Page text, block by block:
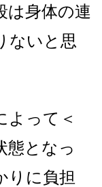
は身体の連
ないと思
よって＜
態となっ
りに負担